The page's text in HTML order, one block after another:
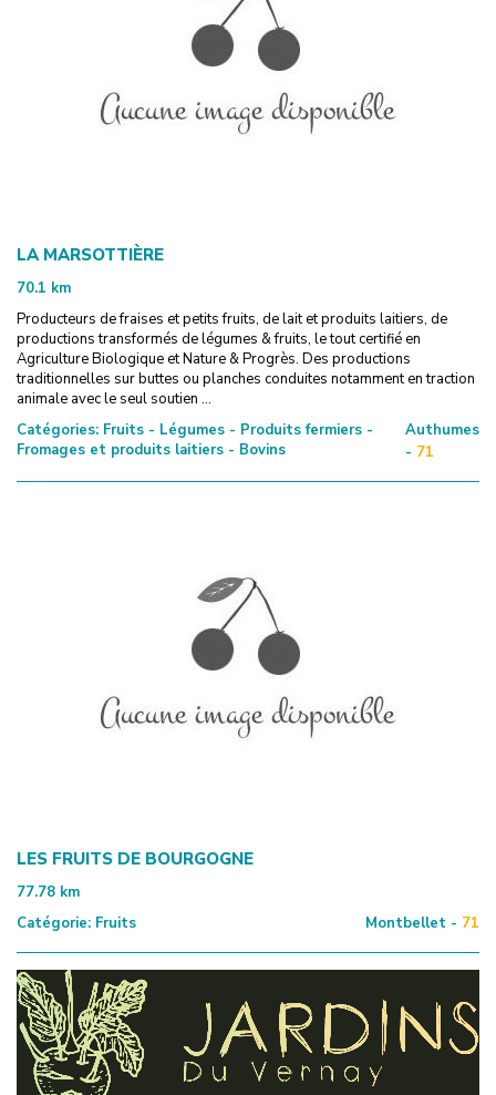
LA MARSOTTIÈRE
70.1 km
Producteurs de fraises et petits fruits, de lait et produits laitiers, de
productions transformés de légumes & fruits, le tout certifié en
Agriculture Biologique et Nature & Progrès. Des productions
traditionnelles sur buttes ou planches conduites notamment en traction
animale avec le seul soutien ...
Catégories: Fruits - Légumes - Produits fermiers -
Fromages et produits laitiers - Bovins
Authumes
- 71
LES FRUITS DE BOURGOGNE
77.78 km
Catégorie: Fruits Montbellet - 71